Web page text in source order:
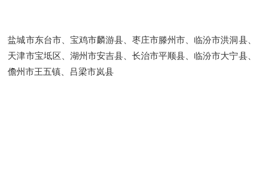
盐城市东台市、宝鸡市麟游县、枣庄市滕州市、临汾市洪洞县、
天津市宝坻区、湖州市安吉县、长治市平顺县、临汾市大宁县、
儋州市王五镇、吕梁市岚县